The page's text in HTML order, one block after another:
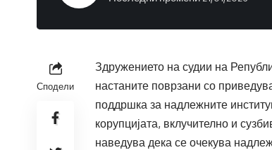
Сподели
Здружението на судии на
настаните поврзани со
поддршка за надлежните
корупцијата, вклучително и
наведува дека се очекува